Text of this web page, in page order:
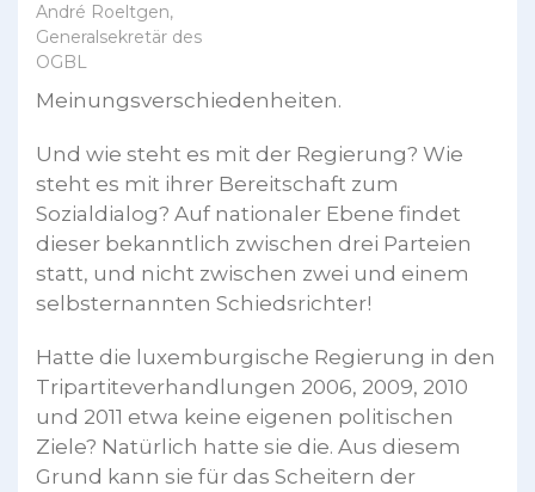
André Roeltgen,
Generalsekretär des
OGBL
Meinungsverschiedenheiten.
Und wie steht es mit der Regierung? Wie
steht es mit ihrer Bereitschaft zum
Sozialdialog? Auf nationaler Ebene findet
dieser bekanntlich zwischen drei Parteien
statt, und nicht zwischen zwei und einem
selbsternannten Schiedsrichter!
Hatte die luxemburgische Regierung in den
Tripartiteverhandlungen 2006, 2009, 2010
und 2011 etwa keine eigenen politischen
Ziele? Natürlich hatte sie die. Aus diesem
Grund kann sie für das Scheitern der